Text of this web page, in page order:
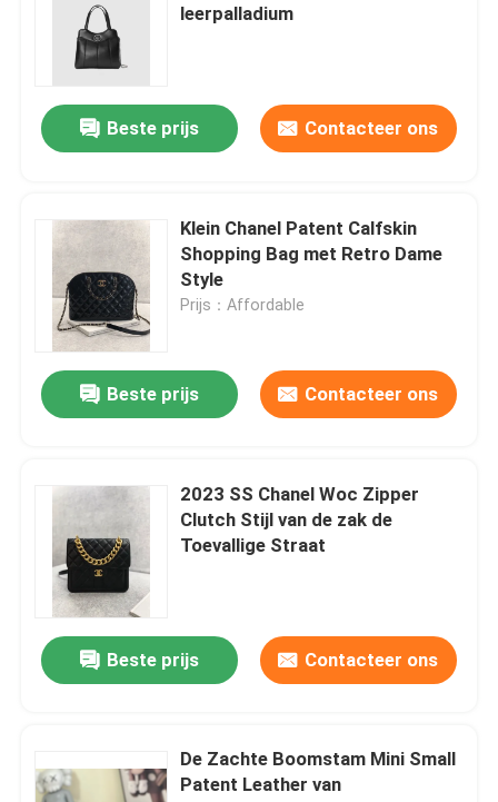
leerpalladium
Beste prijs Contacteer ons
Klein Chanel Patent Calfskin
Shopping Bag met Retro Dame
Style
Prijs：Affordable
Beste prijs Contacteer ons
2023 SS Chanel Woc Zipper
Clutch Stijl van de zak de
Toevallige Straat
Beste prijs Contacteer ons
De Zachte Boomstam Mini Small
Patent Leather van